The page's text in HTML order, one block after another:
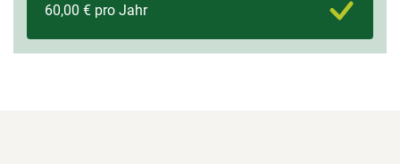
60,00 € pro Jahr